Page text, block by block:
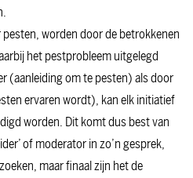
worden door de betrokkenen
het pestprobleem uitgelegd
(aanleiding om te pesten) als door
ervaren wordt), kan elk initiatief
worden. Dit komt dus best van
of moderator in zo’n gesprek,
maar finaal zijn het de